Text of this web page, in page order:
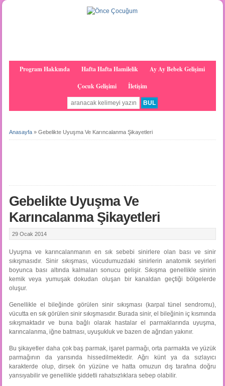
Program Hakkında Hafta Hafta Hamilelik
Ay Ay Bebek Gelişimi
Çocuk Gelişimi
İletişim
Anasayfa» Gebelikte Uyuşma Ve Karıncalanma Şikayetleri
Gebelikte Uyuşma Ve
Karıncalanma Şikayetleri
29 Ocak 2014
Uyuşma ve karıncalanmanın en sık sebebi sinirlere olan bası ve sinir
sıkışmasıdır. Sinir sıkışması, vücudumuzdaki sinirlerin anatomik seyirleri
boyunca bası altında kalmaları sonucu gelişir. Sıkışma genellikle sinirin
kemik veya yumuşak dokudan oluşan bir kanaldan geçtiği bölgelerde
oluşur.
Genellikle el bileğinde görülen sinir sıkışması (karpal tünel sendromu),
vücutta en sık görülen sinir sıkışmasıdır. Burada sinir, el bileğinin iç kısmında
sıkışmaktadır ve buna bağlı olarak hastalar el parmaklarında uyuşma,
karıncalanma, iğne batması, uyuşukluk ve bazen de ağrıdan yakınır.
Bu şikayetler daha çok baş parmak, işaret parmağı, orta parmakta ve yüzük
parmağının da yarısında hissedilmektedir. Ağrı künt ya da sızlayıcı
karakterde olup, dirsek ön yüzüne ve hatta omuzun dış tarafına doğru
yansıyabilir ve genellikle şiddetli rahatsızlıklara sebep olabilir.